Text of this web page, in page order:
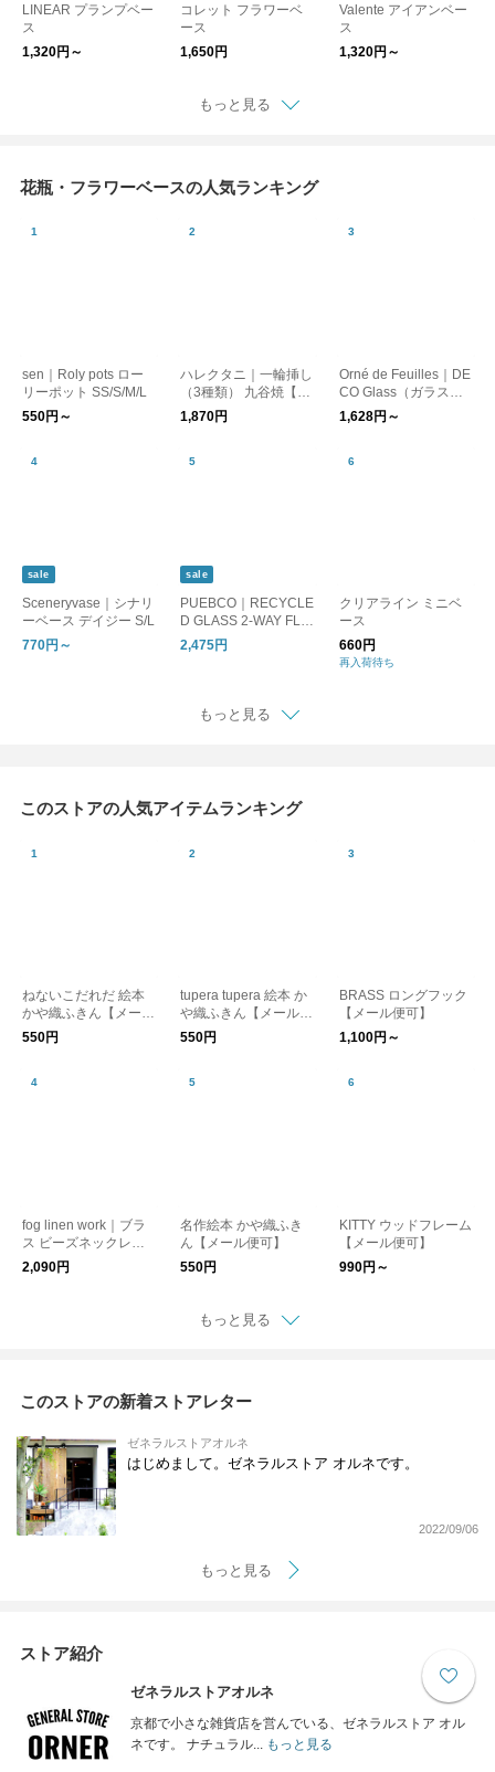
LINEAR プランプベー
ス
1,320円～
コレット フラワーベ
ース
1,650円
Valente アイアンベー
ス
1,320円～
もっと見る
花瓶・フラワーベースの人気ランキング
sen｜Roly pots ロー
リーポット SS/S/M/L
550円～
ハレクタニ｜一輪挿し
（3種類） 九谷焼【花
入れ 花瓶 フラワーポ
ット】【インテリア】
1,870円
Orné de Feuilles｜DE
CO Glass（ガラスベ
ース）
1,628円～
sale
Sceneryvase｜シナリ
ーベース デイジー S/L
770円～
sale
PUEBCO｜RECYCLE
D GLASS 2-WAY FLO
WER VASE/フラワー
ベース 花器
2,475円
クリアライン ミニベ
ース
660円
再入荷待ち
もっと見る
このストアの人気アイテムランキング
ねないこだれだ 絵本
かや織ふきん【メール
便可】
550円
tupera tupera 絵本 か
や織ふきん【メール便
可】
550円
BRASS ロングフック
【メール便可】
1,100円～
fog linen work｜ブラ
ス ビーズネックレス
S【メール便可】
2,090円
名作絵本 かや織ふき
ん【メール便可】
550円
KITTY ウッドフレーム
【メール便可】
990円～
もっと見る
このストアの新着ストアレター
ゼネラルストアオルネ
はじめまして。ゼネラルストア オルネです。
2022/09/06
もっと見る
ストア紹介
ゼネラルストアオルネ
京都で小さな雑貨店を営んでいる、ゼネラルストア オル
ネです。 ナチュラル...もっと見る